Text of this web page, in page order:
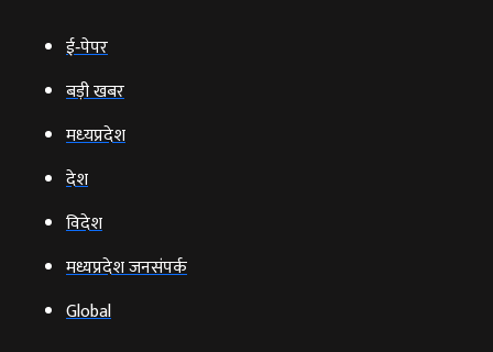
ई‑पेपर
बड़ी खबर
मध्‍यप्रदेश
देश
विदेश
मध्यप्रदेश जनसंपर्क
Global